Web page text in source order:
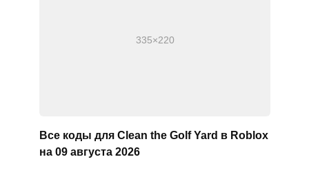
Все коды для Clean the Golf Yard в Roblox
на 09 августа 2026